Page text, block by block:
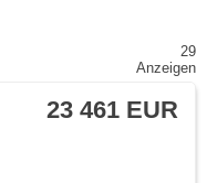
29
Anzeigen
23 461 EUR